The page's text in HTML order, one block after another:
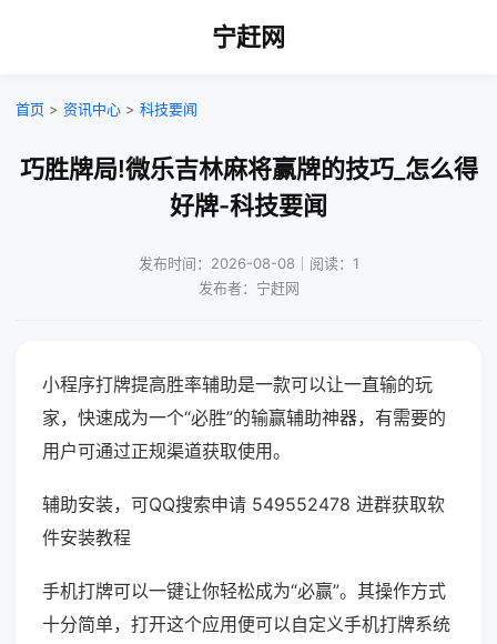
宁赶网
首页 > 资讯中心 > 科技要闻
巧胜牌局!微乐吉林麻将赢牌的技巧_怎么得
好牌-科技要闻
发布时间：2026-08-08｜阅读：1
发布者：宁赶网
小程序打牌提高胜率辅助是一款可以让一直输的玩
家，快速成为一个“必胜”的输赢辅助神器，有需要的
用户可通过正规渠道获取使用。
辅助安装，可QQ搜索申请 549552478 进群获取软
件安装教程
手机打牌可以一键让你轻松成为“必赢”。其操作方式
十分简单，打开这个应用便可以自定义手机打牌系统